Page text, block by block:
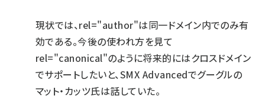
現状では、rel="author"は同一ドメイン内でのみ有
効である。今後の使われ方を見て
rel="canonical"のように将来的にはクロスドメイン
でサポートしたいと、SMX Advancedでグーグルの
マット・カッツ氏は話していた。